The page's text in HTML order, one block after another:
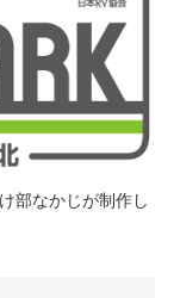
部なかじが制作し